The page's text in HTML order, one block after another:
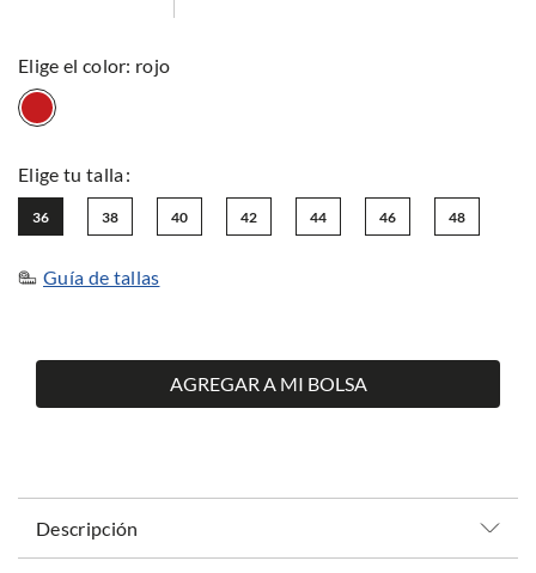
: rojo
36 38 40 42 44 46 48
Guía de tallas
AGREGAR A MI BOLSA
Descripción